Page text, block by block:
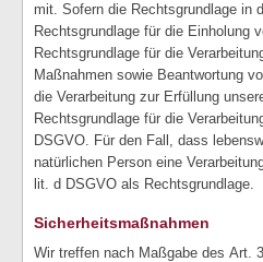
mit. Sofern die Rechtsgrundlage in
Rechtsgrundlage für die Einholung
Rechtsgrundlage für die
Maßnahmen sowie Beantwortung
die Verarbeitung zur Erfüllung
Rechtsgrundlage für die
DSGVO. Für den Fall, dass
natürlichen Person eine
lit. d DSGVO als Rechtsgrundlage.
Sicherheitsmaßnahmen
Wir treffen nach Maßgabe des Art.